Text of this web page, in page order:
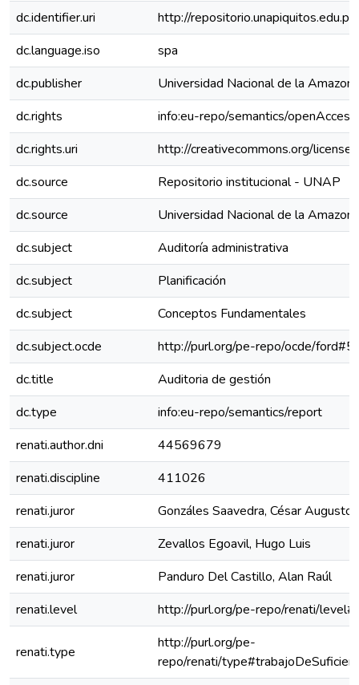
dc.identifier.uri
http://
dc.language.iso
spa
dc.publisher
Universidad Nacional de la
dc.rights
info:eu-repo/semantics/openAccess
dc.rights.uri
http://creativecommons.org/
dc.source
Repositorio institucional - UNAP
dc.source
Universidad Nacional de la
dc.subject
Auditoría administrativa
dc.subject
Planificación
dc.subject
Conceptos Fundamentales
dc.subject.ocde
http://purl.org/pe-repo/ocde/
dc.title
Auditoria de gestión
dc.type
info:eu-repo/semantics/report
renati.author.dni
44569679
renati.discipline
411026
renati.juror
Gonzáles Saavedra, César Augusto
renati.juror
Zevallos Egoavil, Hugo Luis
renati.juror
Panduro Del Castillo, Alan Raúl
renati.level
http://purl.org/pe-repo/renati/
renati.type
http://purl.org/pe-
repo/renati/